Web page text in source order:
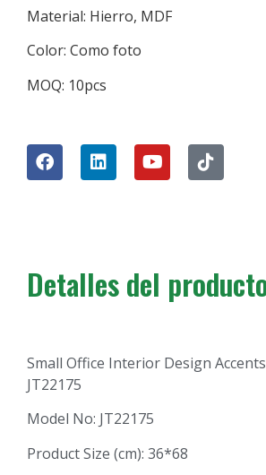
Material: Hierro, MDF
Color: Como foto
MOQ: 10pcs
Detalles del
Small Office Interior Design Accents
JT22175
Model No: JT22175
Product Size (cm): 36*68